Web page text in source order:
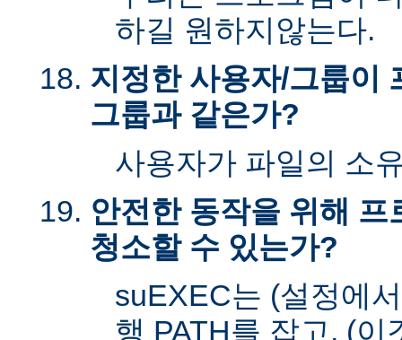
하길 원하지않는다.
지정한 사용자/그룹이
그룹과 같은가?
사용자가 파일의 소
안전한 동작을 위해
청소할 수 있는가?
suEXEC는 (설정에
행 PATH를 잡고, (